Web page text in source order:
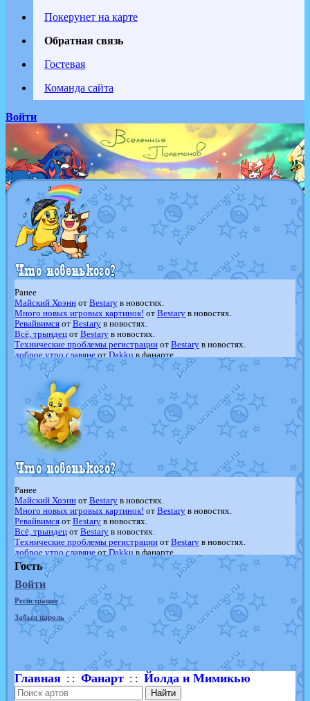
Покерунет на карте
Обратная связь
Гостевая
Команда сайта
Войти
Ранее
Майский Хоэннот Bestaryв новостях.
Много новых игровых картинок! от Bestaryв новостях.
Ревайвимсяот Bestaryв новостях.
Всё, трындецот Bestaryв новостях.
Технические проблемы регистрацииот Bestaryв новостях.
доброе утро славянеот Dakku в фанарте.
Йолда и Мимикью отMavisNyanCatв фанарте.
Недовольный котомангуст
в фанарте.
The Dark Wishmaker
отRandomon
шадоу спиритомб
отilovearceus
в фанарте.
траббишотilovearceusв фанарте.
Raging BoltотGraceDaFox
в фанарте.
Shadow mismagiusотJOK_julia
в фанарте.
художникотvicavicaв фанарте.
Ранее
Майский Хоэннот Bestaryв новостях.
Много новых игровых картинок! от Bestaryв новостях.
Ревайвимсяот Bestaryв новостях.
Всё, трындецот Bestaryв новостях.
Технические проблемы регистрацииот Bestaryв новостях.
доброе утро славянеот Dakku в фанарте.
Йолда и МимикьюотMavisNyanCatв фанарте.
Недовольный котомангуст
в фанарте.
The Dark Wishmaker
отRandomon
шадоу спиритомб
отilovearceus
в фанарте.
траббишотilovearceusв фанарте.
Raging BoltотGraceDaFox
Shadow mismagiusотJOK_julia
в фанарте.
художникот vicavicaв фанарте.
Гость
Войти
Регистрация
Забыл пароль
Главная: : Фанарт: : Йолда и Мимикью
Найти